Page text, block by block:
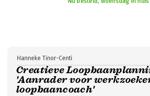
Creatieve
'Aanrader voor
loopbaancoach'
Hanneke Tinor-Centi